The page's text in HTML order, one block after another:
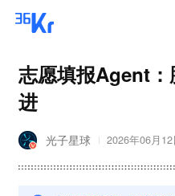
志愿填报Agent
进
光子星球 2026年06月